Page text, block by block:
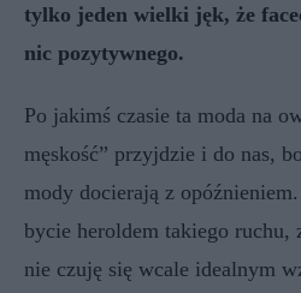
tylko jeden wielki jęk, że
nic pozytywnego.
Po jakimś czasie ta moda na
męskość” przyjdzie i do nas,
mody docierają z
bycie heroldem takiego ruchu,
nie czuję się wcale idealnym